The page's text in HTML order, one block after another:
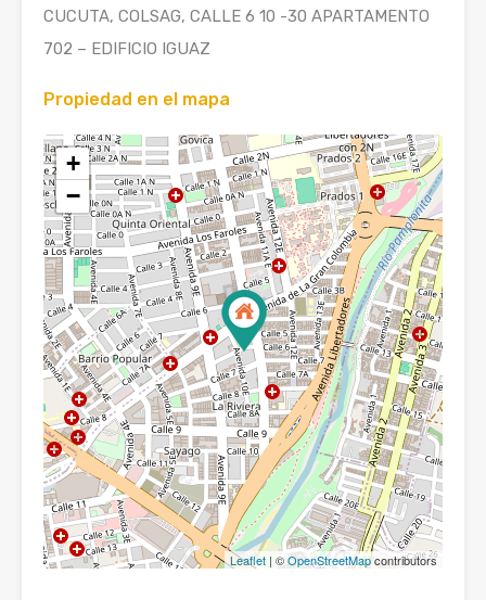
CUCUTA, COLSAG, CALLE 6 10 -30 APARTAMENTO
702 – EDIFICIO IGUAZ
Propiedad en el mapa
+
−
Leaflet | ©OpenStreetMapcontributors